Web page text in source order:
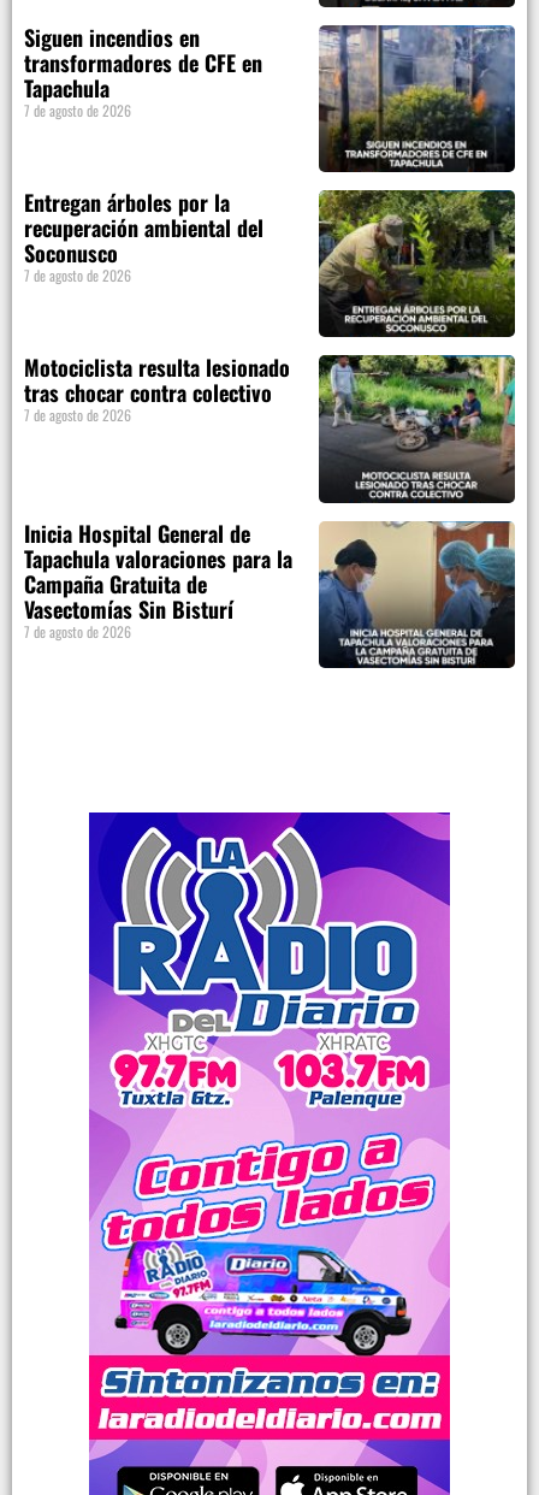
Siguen incendios en
transformadores de CFE en
Tapachula
7 de agosto de 2026
Entregan árboles por la
recuperación ambiental del
Soconusco
7 de agosto de 2026
Motociclista resulta lesionado
tras chocar contra colectivo
7 de agosto de 2026
Inicia Hospital General de
Tapachula valoraciones para la
Campaña Gratuita de
Vasectomías Sin Bisturí
7 de agosto de 2026